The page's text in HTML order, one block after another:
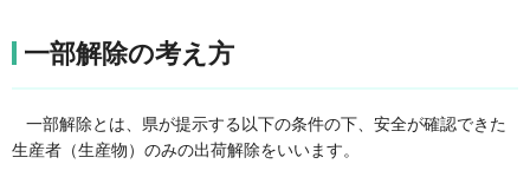
一部解除の考え方
一部解除とは、県が提示する以下の条件の下、安全が確認できた
生産者（生産物）のみの出荷解除をいいます。